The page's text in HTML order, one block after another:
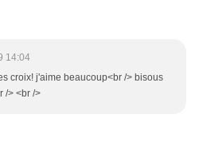
14:04
croix! j'aime beaucoup<br /> bisous
/> <br />